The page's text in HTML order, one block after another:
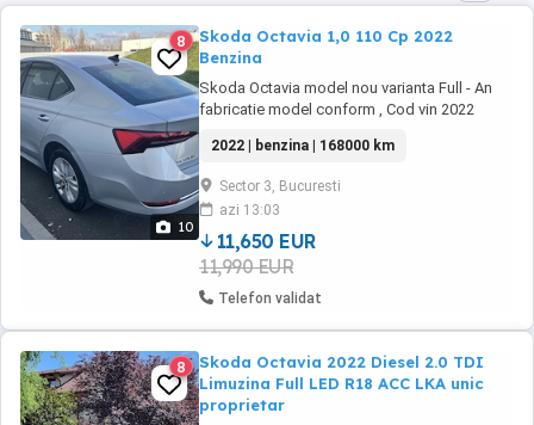
10
8
Skoda Octavia 1,0 110 Cp 2022
Benzina
Skoda Octavia model nou varianta Full - An
fabricatie model conform , Cod vin 2022
Romania o km . - Reprezentanta Skoda
Bucuresti . - Masina se vinde la persoane
fizice si juridice . - Revizi conform carnet
service . - Fara evenimente rutiere ...
2022 | benzina | 168000 km
Sector 3, Bucuresti
azi 13:03
11,650 EUR
11,990 EUR
Telefon validat
8
Skoda Octavia 2022 Diesel 2.0 TDI
Limuzina Full LED R18 ACC LKA unic
proprietar